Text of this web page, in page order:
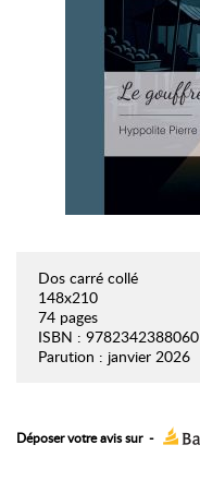
Dos carré collé
148x210
74 pages
ISBN : 9782342388060
Parution : janvier 2026
Déposer votre avis sur -